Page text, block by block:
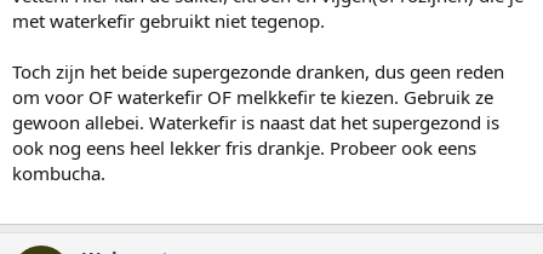
met waterkefir gebruikt niet tegenop.
Toch zijn het beide supergezonde dranken, dus geen reden
om voor OF waterkefir OF melkkefir te kiezen. Gebruik ze
gewoon allebei. Waterkefir is naast dat het supergezond is
ook nog eens heel lekker fris drankje. Probeer ook eens
kombucha.